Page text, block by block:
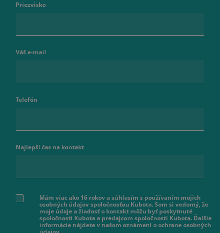
Priezvisko
Váš e-mail
Telefón
Najlepší čas na kontakt
Mám viac ako 16 rokov a súhlasím s používaním mojich
osobných údajov spoločnosťou Kubota. Som si vedomý, že
moje údaje a žiadosť o kontakt môžu byť poskytnuté
spoločnosti Kubota a predajcom spoločnosti Kubota. Ďalšie
informácie nájdete v našom oznámení o ochrane osobných